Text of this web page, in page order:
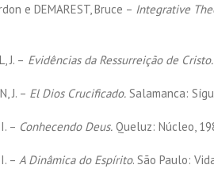
e DEMAREST, Bruce – Integrative
J. – Evidências da Ressurreição de Cristo.
J. – El Dios Crucificado. Salamanca:
– Conhecendo Deus. Queluz: Núcleo,
– A Dinâmica do Espírito. São Paulo: